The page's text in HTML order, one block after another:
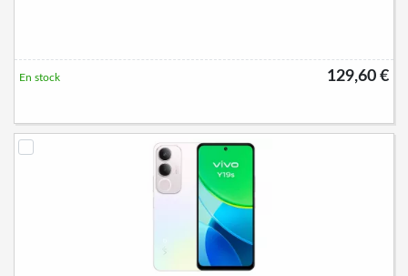
129,60 €
En stock